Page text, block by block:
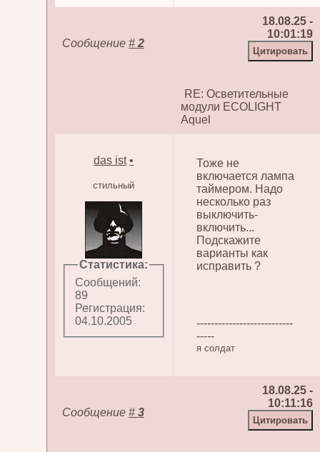
Сообщение # 2
18.08.25 -
10:01:19
RE: Осветительные
модули ECOLIGHT
Aquel
das ist •
стильный
Статистика:
Сообщений:
89
Регистрация:
04.10.2005
Тоже не
включается лампа
таймером. Надо
несколько раз
выключить-
включить...
Подскажите
варианты как
исправить ?
---------------------------
-----
я солдат
Сообщение # 3
18.08.25 -
10:11:16